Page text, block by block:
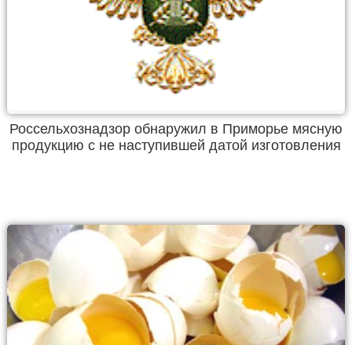
Россельхознадзор обнаружил в Приморье мясную
продукцию с не наступившей датой изготовления